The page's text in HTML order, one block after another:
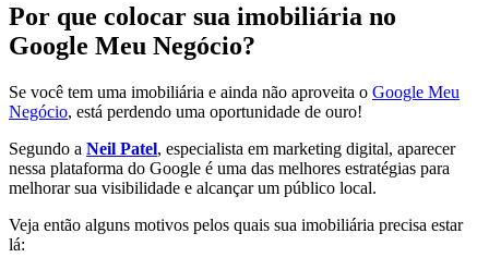
Por que colocar sua imobiliária no
Google Meu Negócio?
Se você tem uma imobiliária e ainda não aproveita o Google Meu
Negócio, está perdendo uma oportunidade de ouro!
Segundo a Neil Patel, especialista em marketing digital, aparecer
nessa plataforma do Google é uma das melhores estratégias para
melhorar sua visibilidade e alcançar um público local.
Veja então alguns motivos pelos quais sua imobiliária precisa estar
lá: